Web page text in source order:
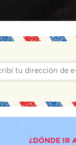
¿DÓNDE IR